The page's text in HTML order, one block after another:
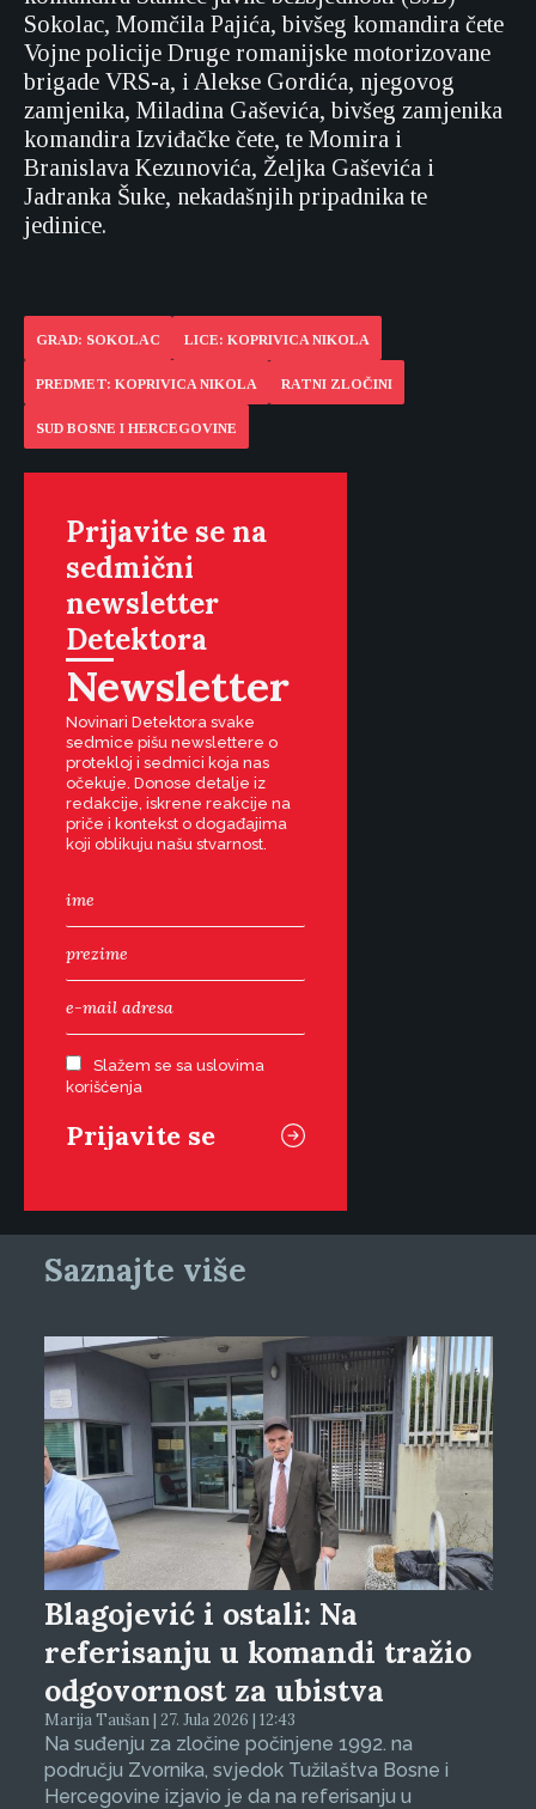
Sokolac, Momčila Pajića, bivšeg komandira čete
Vojne policije Druge romanijske motorizovane
brigade VRS-a, i Alekse Gordića, njegovog
zamjenika, Miladina Gaševića, bivšeg zamjenika
komandira Izviđačke čete, te Momira i
Branislava Kezunovića, Željka Gaševića i
Jadranka Šuke, nekadašnjih pripadnika te
jedinice.
GRAD: SOKOLAC LICE: KOPRIVICA NIKOLA
PREDMET: KOPRIVICA NIKOLA RATNI ZLOČINI
SUD BOSNE I HERCEGOVINE
Prijavite se na
sedmični
newsletter
Detektora
Newsletter
Novinari Detektora svake
sedmice pišu newslettere o
protekloj i sedmici koja nas
očekuje. Donose detalje iz
redakcije, iskrene reakcije na
priče i kontekst o događajima
koji oblikuju našu stvarnost.
Slažem se sa uslovima
korišćenja
Saznajte više
Blagojević i ostali: Na
referisanju u komandi tražio
odgovornost za ubistva
Marija Taušan | 27. Jula 2026 | 12:43
Na suđenju za zločine počinjene 1992. na
području Zvornika, svjedok Tužilaštva Bosne i
Hercegovine izjavio je da na referisanju u